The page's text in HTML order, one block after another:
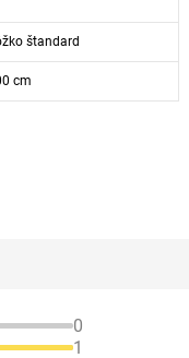
štandard
cm
0
1